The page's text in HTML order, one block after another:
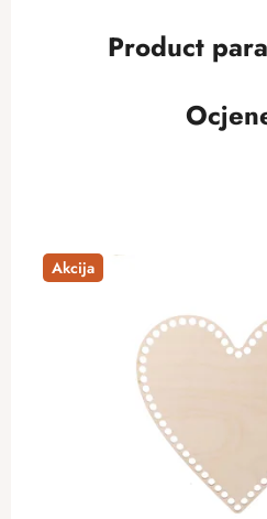
Product
Akcija